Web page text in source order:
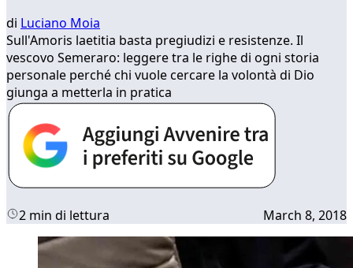
di Luciano Moia
Sull'Amoris laetitia basta pregiudizi e resistenze. Il
vescovo Semeraro: leggere tra le righe di ogni storia
personale perché chi vuole cercare la volontà di Dio
giunga a metterla in pratica
2 min di lettura March 8, 2018